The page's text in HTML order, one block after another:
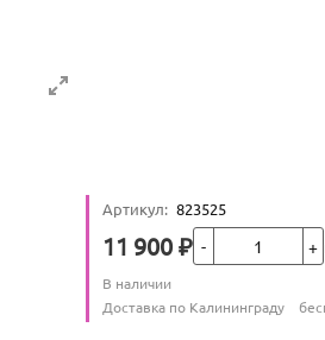
Артикул: 823525
Цена
11 900 ₽
Количество
В наличии
Условия доставки
Доставка по Калининграду